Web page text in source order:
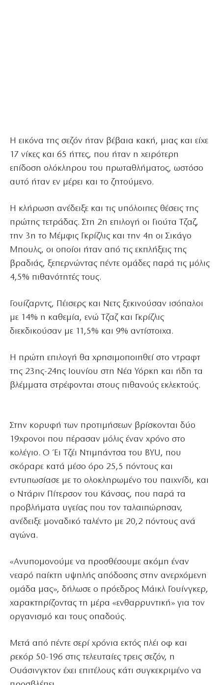
Η εικόνα της σεζόν ήταν βέβαια κακή, μιας και είχε
17 νίκες και 65 ήττες, που ήταν η χειρότερη
επίδοση ολόκληρου του πρωταθλήματος, ωστόσο
αυτό ήταν εν μέρει και το ζητούμενο.
Η κλήρωση ανέδειξε και τις υπόλοιπες θέσεις της
πρώτης τετράδας. Στη 2η επιλογή οι Γιούτα Τζαζ,
την 3η το Μέμφις Γκρίζλις και την 4η οι Σικάγο
Μπουλς, οι οποίοι ήταν από τις εκπλήξεις της
βραδιάς, ξεπερνώντας πέντε ομάδες παρά τις μόλις
4,5% πιθανότητές τους.
Γουίζαρντς, Πέισερς και Νετς ξεκινούσαν ισόπαλοι
με 14% η καθεμία, ενώ Τζαζ και Γκρίζλις
διεκδικούσαν με 11,5% και 9% αντίστοιχα.
Η πρώτη επιλογή θα χρησιμοποιηθεί στο ντραφτ
της 23ης-24ης Ιουνίου στη Νέα Υόρκη και ήδη τα
βλέμματα στρέφονται στους πιθανούς εκλεκτούς.
Στην κορυφή των προτιμήσεων βρίσκονται δύο
19χρονοι που πέρασαν μόλις έναν χρόνο στο
κολέγιο. Ο Έι Τζέι Ντιμπάντσα του BYU, που
σκόραρε κατά μέσο όρο 25,5 πόντους και
εντυπωσίασε με το ολοκληρωμένο του παιχνίδι, και
ο Ντάριν Πίτερσον του Κάνσας, που παρά τα
προβλήματα υγείας που τον ταλαιπώρησαν,
ανέδειξε μοναδικό ταλέντο με 20,2 πόντους ανά
αγώνα.
«Ανυπομονούμε να προσθέσουμε ακόμη έναν
νεαρό παίκτη υψηλής απόδοσης στην ανερχόμενη
ομάδα μας», δήλωσε ο πρόεδρος Μάικλ Γουίνγκερ,
χαρακτηρίζοντας τη μέρα «ενθαρρυντική» για τον
οργανισμό και τους οπαδούς.
Μετά από πέντε σερί χρόνια εκτός πλέι οφ και
ρεκόρ 50-196 στις τελευταίες τρεις σεζόν, η
Ουάσινγκτον έχει επιτέλους κάτι συγκεκριμένο να